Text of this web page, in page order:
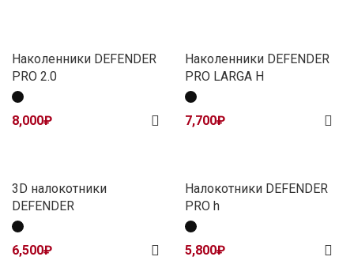
Наколенники DEFENDER
PRO 2.0
8,000₽
Наколенники DEFENDER
PRO LARGA H
7,700₽
3D налокотники
DEFENDER
6,500₽
Налокотники DEFENDER
PRO h
5,800₽